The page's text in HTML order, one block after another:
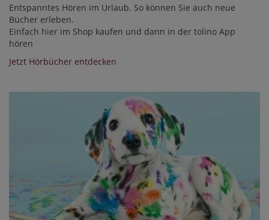
Entspanntes Hören im Urlaub. So können Sie auch neue
Bücher erleben.
Einfach hier im Shop kaufen und dann in der tolino App
hören
Jetzt Hörbücher entdecken